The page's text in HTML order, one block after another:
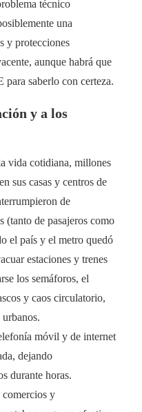
técnico
una
y protecciones
aunque habrá que
saberlo con certeza.
y a los
vida cotidiana, millones
sus casas y centros de
de
(tanto de pasajeros como
el país y el metro quedó
estaciones y trenes
los semáforos, el
y caos circulatorio,
móvil y de internet
dejando
durante horas​.
comercios y